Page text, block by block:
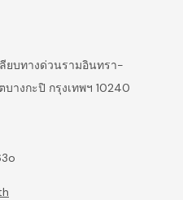
บทางด่วนรามอินทรา-
างกะปิ กรุงเทพฯ 10240